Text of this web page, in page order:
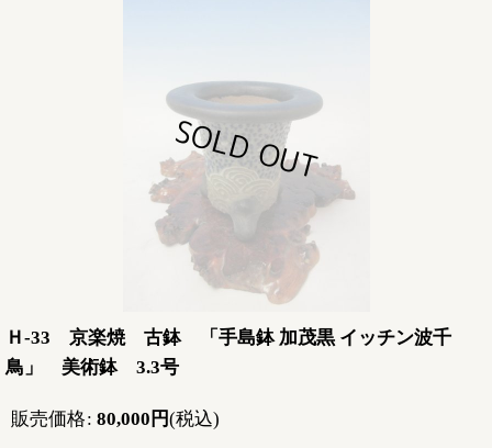
Ｈ-33 京楽焼 古鉢 「手島鉢 加茂黒 イッチン波千
鳥」 美術鉢 3.3号
販売価格: 80,000 円(税込)